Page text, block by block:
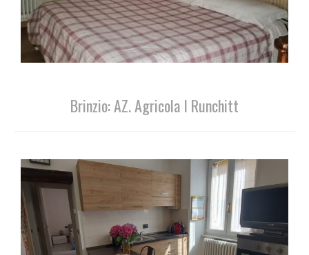
Brinzio: AZ. Agricola I Runchitt